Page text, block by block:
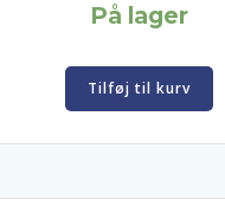
På lager
Tilføj til kurv